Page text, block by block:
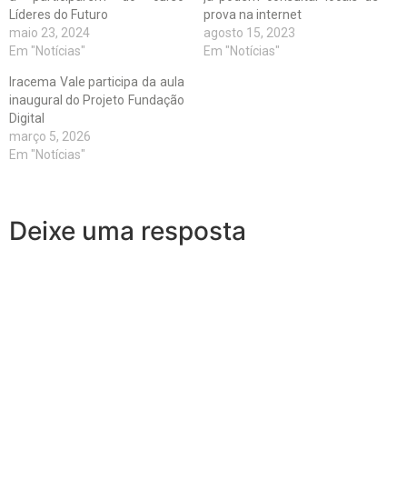
Líderes do Futuro
maio 23, 2024
Em "Notícias"
prova na internet
agosto 15, 2023
Em "Notícias"
Iracema Vale participa da aula
inaugural do Projeto Fundação
Digital
março 5, 2026
Em "Notícias"
Deixe uma resposta